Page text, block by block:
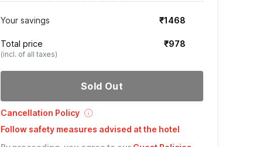
Your savings ₹1468
Total price
(incl. of all taxes)
₹978
Sold Out
Cancellation Policy
Follow safety measures advised at the hotel